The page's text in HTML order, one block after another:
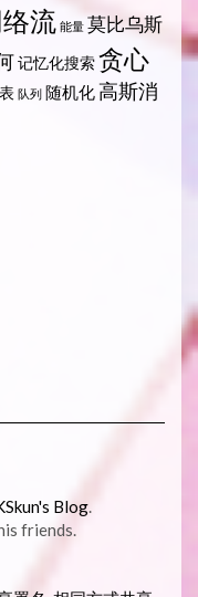
流 能量 莫比乌斯
记忆化搜索贪心
队列 随机化高斯消
Blog.
friends.